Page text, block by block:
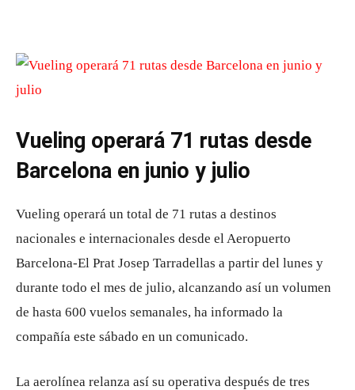
Vueling operará 71 rutas desde
Barcelona en junio y julio
Vueling operará un total de 71 rutas a destinos
nacionales e internacionales desde el Aeropuerto
Barcelona-El Prat Josep Tarradellas a partir del lunes y
durante todo el mes de julio, alcanzando así un volumen
de hasta 600 vuelos semanales, ha informado la
compañía este sábado en un comunicado.
La aerolínea relanza así su operativa después de tres